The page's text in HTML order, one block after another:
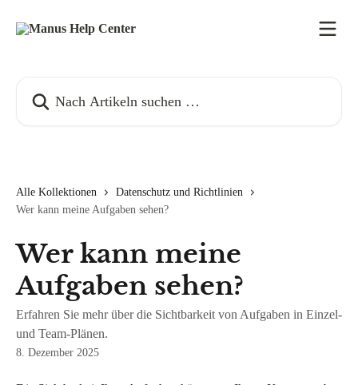
Alle Kollektionen
Datenschutz und Richtlinien
Wer kann meine Aufgaben sehen?
Wer kann meine
Aufgaben sehen?
Erfahren Sie mehr über die Sichtbarkeit von Aufgaben in Einzel-
und Team-Plänen.
8. Dezember 2025